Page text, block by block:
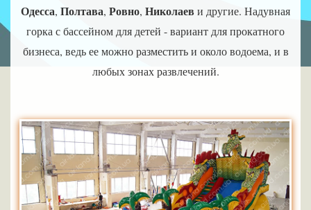
Одесса, Полтава, Ровно, Николаев и другие. Надувная
горка с бассейном для детей - вариант для прокатного
бизнеса, ведь ее можно разместить и около водоема, и в
любых зонах развлечений.